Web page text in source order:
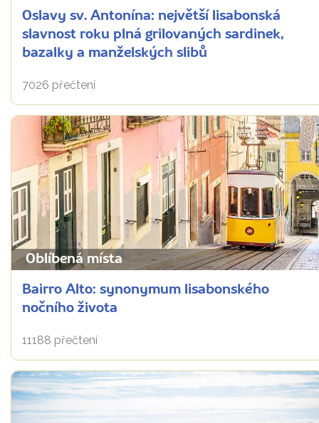
Oslavy sv. Antonína: největší lisabonská
slavnost roku plná grilovaných sardinek,
bazalky a manželských slibů
7026 přečtení
Oblíbená místa
Bairro Alto: synonymum lisabonského
nočního života
11188 přečtení